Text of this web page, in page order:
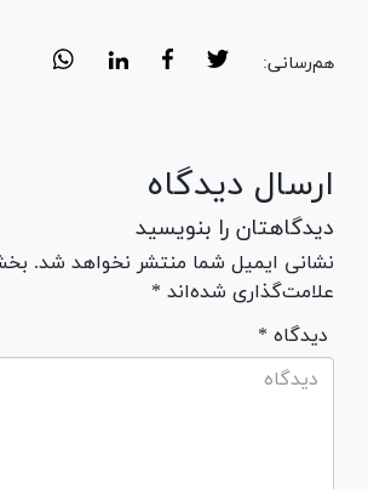
هم‌رسانی:
ارسال دیدگاه
دیدگاهتان را بنویسید
نشانی ایمیل شما منتشر نخواهد شد.
علامت‌گذاری شده‌اند *
* دیدگاه